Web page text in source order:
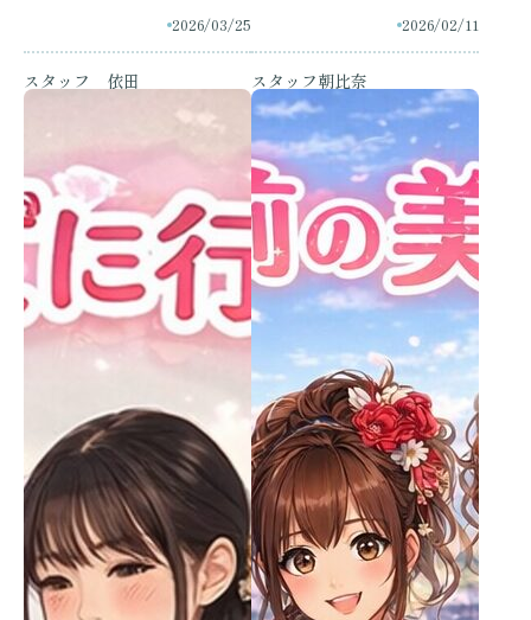
2026/03/25
スタッフ 依田
2026/02/11
スタッフ朝比奈